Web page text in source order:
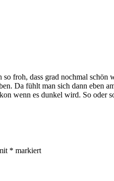
froh, dass grad nochmal
Da fühlt man sich dann eben
wenn es dunkel wird. So oder
* markiert